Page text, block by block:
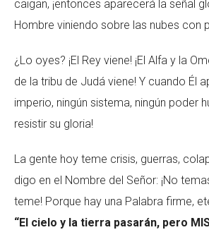
caigan, ¡entonces aparecerá la señal
Hombre viniendo sobre las nubes con
¿Lo oyes? ¡El Rey viene! ¡El Alfa y la
de la tribu de Judá viene! Y cuando Él
imperio, ningún sistema, ningún poder
resistir su gloria!
La gente hoy teme crisis, guerras,
digo en el Nombre del Señor: ¡No
teme! Porque hay una Palabra firme,
“El cielo y la tierra pasarán, pero